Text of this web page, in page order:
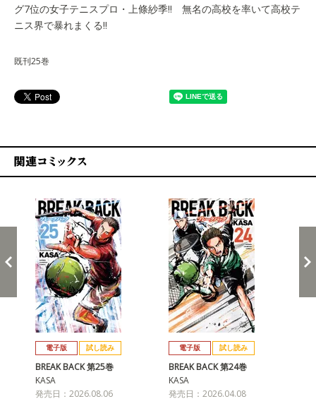
グ7位の女子テニスプロ・上條紗季!! 無名の高校を率いて高校テ
ニス界で暴れまくる!!
既刊25巻
電子版 試し読み
BREAK BACK 第25巻
KASA
発売日：2026.08.06
電子版 試し読み
BREAK BACK 第24巻
KASA
発売日：2026.04.08